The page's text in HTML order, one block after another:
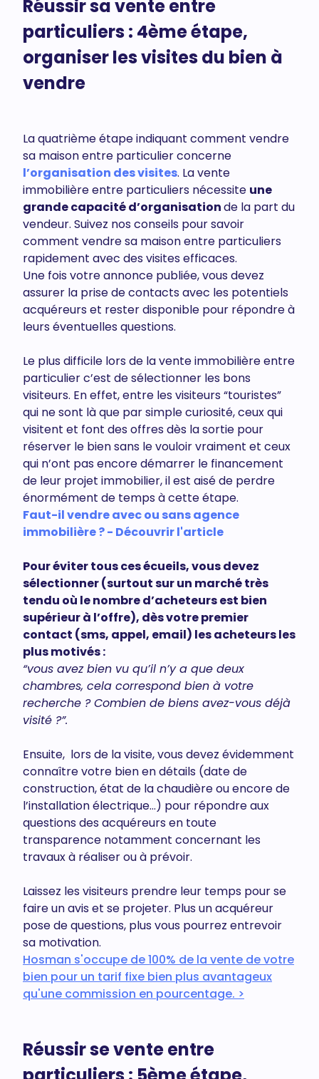
Réussir sa venteentre
particuliers : 4ème étape,
organiser les visites du bien à
vendre
La quatrième étape indiquant comment vendre
sa maison entre particulier concerne
l’organisation des visites. La vente
immobilière entre particuliers nécessite une
grande capacité d’organisationde la part du
vendeur. Suivez nos conseils pour savoir
comment vendre sa maison entre particuliers
rapidement avec des visites efficaces.
Une fois votre annonce publiée, vous devez
assurer la prise de contacts avec les potentiels
acquéreurs et rester disponible pour répondre à
leurs éventuelles questions.
Le plus difficile lors de la vente immobilière entre
particulier c’est de sélectionner les bons
visiteurs. En effet, entre les visiteurs “touristes”
qui ne sont là que par simple curiosité, ceux qui
visitent et font des offres dès la sortie pour
réserver le bien sans le vouloir vraiment et ceux
qui n’ont pas encore démarrer le financement
de leur projet immobilier, il est aisé de perdre
énormément de temps à cette étape.
Faut-il vendre avec ou sans agence
immobilière ? - Découvrir l'article
Pour éviter tous ces écueils, vous devez
sélectionner (surtout sur un marché très
tendu où le nombre d’acheteurs est bien
supérieur à l’offre), dès votre premier
contact (sms, appel, email) les acheteurs les
plus motivés :
“vous avez bien vu qu’il n’y a que deux
chambres, cela correspond bien à votre
recherche ? Combien de biens avez-vous déjà
visité ?”.
Ensuite, lors de la visite, vous devez évidemment
connaître votre bien en détails (date de
construction, état de la chaudière ou encore de
l’installation électrique…) pour répondre aux
questions des acquéreurs en toute
transparence notamment concernant les
travaux à réaliser ou à prévoir.
Laissez les visiteurs prendre leur temps pour se
faire un avis et se projeter. Plus un acquéreur
pose de questions, plus vous pourrez entrevoir
sa motivation.
Hosman s'occupe de 100% de la vente de votre
bien pour un tarif fixe bien plus avantageux
qu'une commission en pourcentage. >
Réussir se vente entre